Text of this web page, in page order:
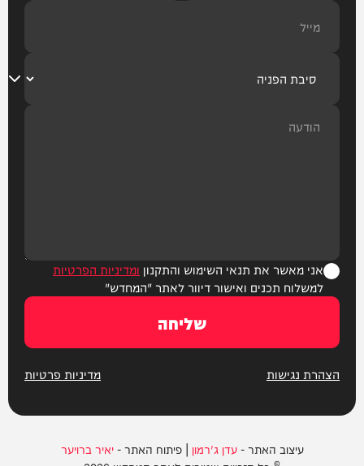
אני מאשר את תנאי השימוש והתקנון ומדיניות הפרטיות
למשלוח תכנים ואישור דיוור לאתר "המחדש"
שליחה
הצהרת נגישות מדיניות פרטיות
עיצוב האתר -עדן ג'רמון | פיתוח האתר -יאיר ברויער